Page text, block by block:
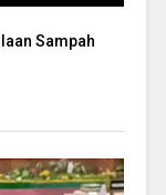
Sampah